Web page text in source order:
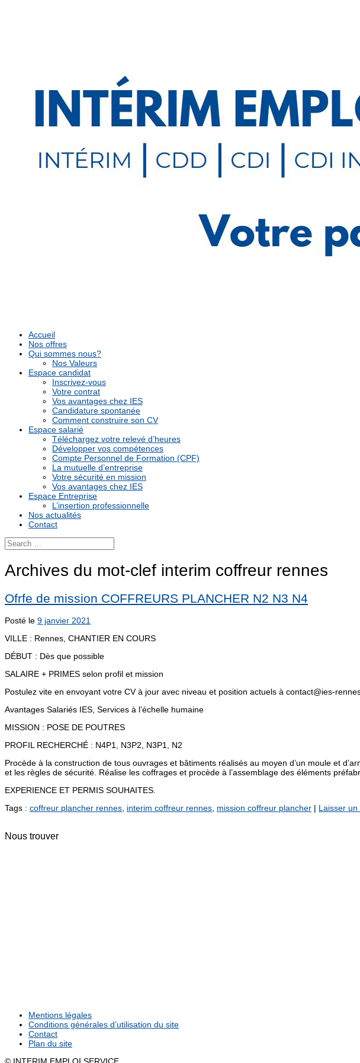
Accueil
Nos offres
Qui sommes nous?
Nos Valeurs
Espace candidat
Inscrivez-vous
Votre contrat
Vos avantages chez IES
Candidature spontanée
Comment construire son CV
Espace salarié
Téléchargez votre relevé d’heures
Développer vos compétences
Compte Personnel de Formation (CPF)
La mutuelle d’entreprise
Votre sécurité en mission
Vos avantages chez IES
Espace Entreprise
L’insertion professionnelle
Nos actualités
Contact
Archives du mot-clef interim coffreur rennes
Ofrfe de mission COFFREURS PLANCHER N2 N3 N4
Posté le 9 janvier 2021
VILLE : Rennes, CHANTIER EN COURS
DÉBUT : Dès que possible
SALAIRE + PRIMES selon profil et mission
Postulez vite en envoyant votre CV à jour avec niveau et position actuels à contact@ies-
Avantages Salariés IES, Services à l’échelle humaine
MISSION : POSE DE POUTRES
PROFIL RECHERCHÉ : N4P1, N3P2, N3P1, N2
Procède à la construction de tous ouvrages et bâtiments réalisés au moyen d’un moule et
et les règles de sécurité. Réalise les coffrages et procède à l’assemblage des éléments
EXPERIENCE ET PERMIS SOUHAITES.
Tags : coffreur plancher rennes interim coffreur rennes mission coffreur plancher | Laisser
Nous trouver
Mentions légales
Conditions générales d’utilisation du site
Contact
Plan du site
© INTERIM EMPLOI SERVICE